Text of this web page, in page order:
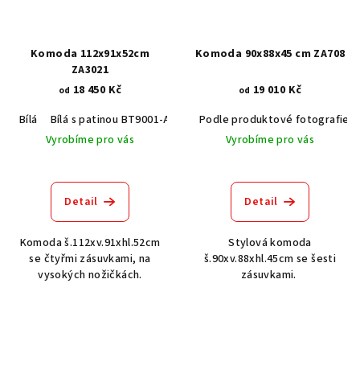
Komoda 112x91x52cm
ZA3021
od 18 450 Kč
Bílá
Bílá s patinou BT9001-A6 Černá RAL 9005
Šedá RAL 7037
Vyrobíme pro vás
Detail
Komoda š.112xv.91xhl.52cm
se čtyřmi zásuvkami, na
vysokých nožičkách.
Komoda 90x88x45 cm ZA708
od 19 010 Kč
Podle produktové fotografie
Vyrobíme pro vás
Detail
Stylová komoda
š.90xv.88xhl.45cm se šesti
zásuvkami.